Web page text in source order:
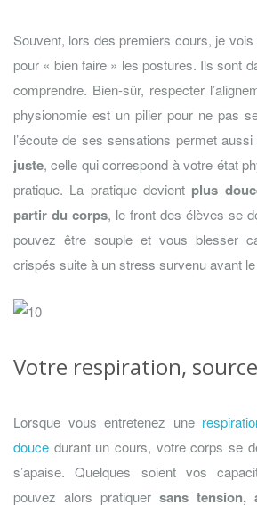
Souvent, lors des premiers cours, je
pour « bien faire » les postures. Ils sont
comprendre. Bien-sûr, respecter
physionomie est un pilier pour ne pas
l’écoute de ses sensations permet
juste, celle qui correspond à votre état
pratique. La pratique devient plus
partir du corps, le front des élèves se
pouvez être souple et vous blesser
crispés suite à un stress survenu avant
Votre respiration,
Lorsque vous entretenez une
douce durant un cours, votre corps se
s’apaise. Quelques soient vos
pouvez alors pratiquer sans tension,